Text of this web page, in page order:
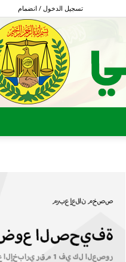
تسجيل الدخول / انضمام